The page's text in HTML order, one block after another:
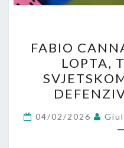
FABIO
LOPTA,
04/02/2026